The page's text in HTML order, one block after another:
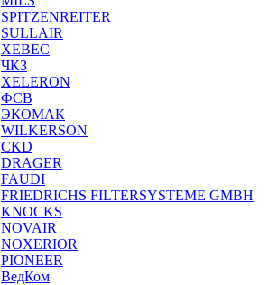
SPITZENREITER
SULLAIR
XEBEC
ЧКЗ
XELERON
ФСВ
ЭКОМАК
WILKERSON
CKD
DRAGER
FAUDI
FRIEDRICHS FILTERSYSTEME GMBH
KNOCKS
NOVAIR
NOXERIOR
PIONEER
ВедКом